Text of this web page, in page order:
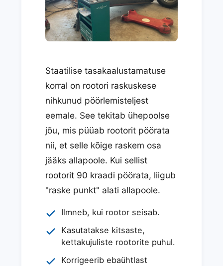
Staatilise tasakaalustamatuse
korral on rootori raskuskese
nihkunud pöörlemisteljest
eemale. See tekitab ühepoolse
jõu, mis püüab rootorit pöörata
nii, et selle kõige raskem osa
jääks allapoole. Kui sellist
rootorit 90 kraadi pöörata, liigub
"raske punkt" alati allapoole.
Ilmneb, kui rootor seisab.
Kasutatakse kitsaste,
kettakujuliste rootorite puhul.
Korrigeerib ebaühtlast